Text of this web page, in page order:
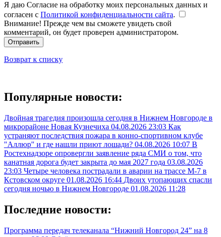
Я даю Согласие на обработку моих персональных данных и
согласен с Политикой конфиденциальности сайта.
Внимание! Прежде чем вы сможете увидеть свой
комментарий, он будет проверен администратором.
Отправить
Возврат к списку
Популярные новости:
Двойная трагедия произошла сегодня в Нижнем Новгороде в
микрорайоне Новая Кузнечиха 04.08.2026 23:03 Как
устраняют последствия пожара в конно-спортивном клубе
"Аллюр" и где нашли приют лошади? 04.08.2026 10:07 В
Ростехнадзоре опровергли заявление ряда СМИ о том, что
канатная дорога будет закрыта до мая 2027 года 03.08.2026
23:03 Четыре человека пострадали в аварии на трассе М-7 в
Кстовском округе 01.08.2026 16:44 Двоих утопающих спасли
сегодня ночью в Нижнем Новгороде 01.08.2026 11:28
Последние новости:
Программа передач телеканала “Нижний Новгород 24” на 8